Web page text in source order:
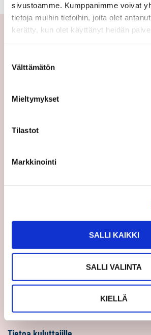
sivustoamme. Kumppanimme voivat
tietoja muihin tietoihin, joita olet
kerätty, kun olet käyttänyt heidän
valinta
Välttämätön
Mieltymykset
Tilastot
Markkinointi
SALLI KAIKKI
SALLI VALINTA
KIELLÄ
Medialle
Suosittele
Ajankohtaista
Uratarinat
Välittäjäksi
Yhteistyöyrittäjäksi